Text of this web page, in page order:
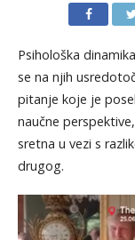
Psihološka
se na njih
pitanje koje je
naučne
sretna u vezi s
drugog.